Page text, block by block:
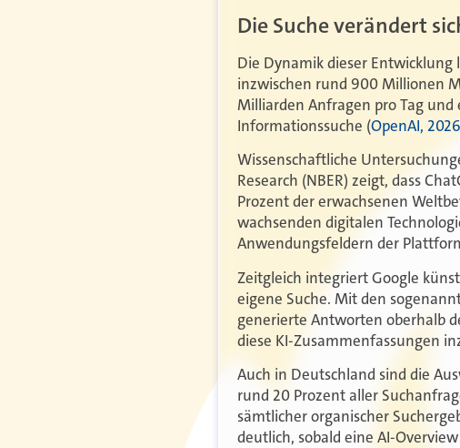
Die Suche verändert
Die Dynamik dieser
inzwischen rund 900 Millionen
Milliarden Anfragen pro Tag
Informationssuche (OpenAI, 2026
Wissenschaftliche
Research (NBER) zeigt, dass
Prozent der erwachsenen
wachsenden digitalen
Anwendungsfeldern der
Zeitgleich integriert Google
eigene Suche. Mit den
generierte Antworten oberhalb
diese KI-Zusammenfassungen
Auch in Deutschland sind die
rund 20 Prozent aller
sämtlicher organischer
deutlich, sobald eine AI-